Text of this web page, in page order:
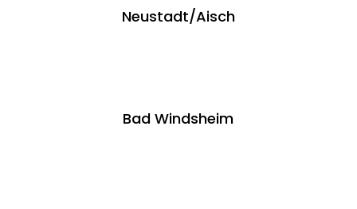
Neustadt/Aisch
Bad Windsheim